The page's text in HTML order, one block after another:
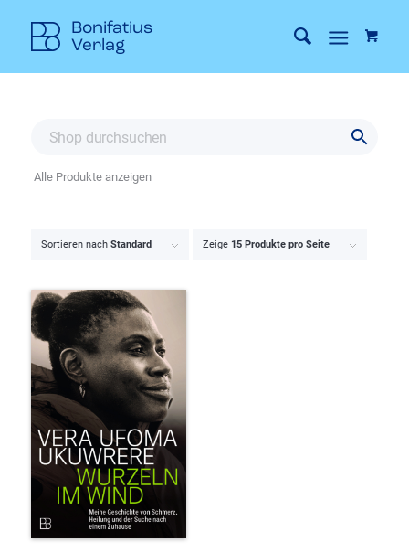
Sortieren nach Standard Zeige 15 Produkte pro Seite
Alle Produkte anzeigen